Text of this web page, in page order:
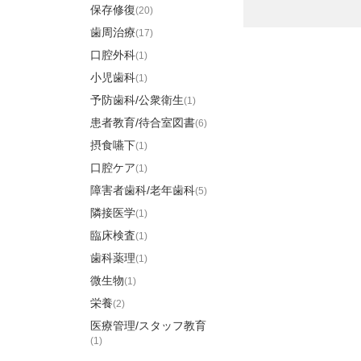
保存修復(20)
歯周治療(17)
口腔外科(1)
小児歯科(1)
予防歯科/公衆衛生(1)
患者教育/待合室図書(6)
摂食嚥下(1)
口腔ケア(1)
障害者歯科/老年歯科(5)
隣接医学(1)
臨床検査(1)
歯科薬理(1)
微生物(1)
栄養(2)
医療管理/スタッフ教育
(1)